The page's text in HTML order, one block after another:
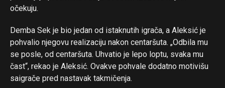
očekuju.
Demba Sek je bio jedan od istaknutih igrača, a Aleksić je
pohvalio njegovu realizaciju nakon centaršuta. „Odbila mu
se posle, od centaršuta. Uhvatio je lepo loptu, svaka mu
čast“, rekao je Aleksić. Ovakve pohvale dodatno motivišu
saigrače pred nastavak takmičenja.